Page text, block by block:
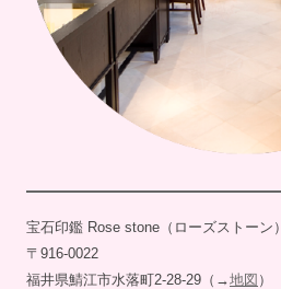
宝石印鑑 Rose stone（ローズストーン）
〒916-0022
福井県鯖江市水落町2-28-29（→地図 ）